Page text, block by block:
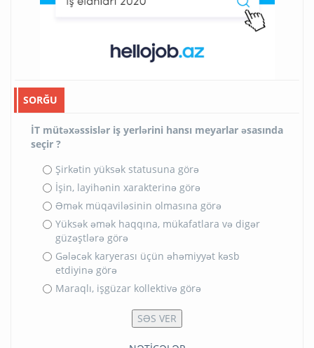
SORĞU
İT mütəxəssislər iş yerlərini hansı meyarlar əsasında
seçir ?
Şirkətin yüksək statusuna görə
İşin, layihənin xarakterinə görə
Əmək müqaviləsinin olmasına görə
Yüksək əmək haqqına, mükafatlara və digər
güzəştlərə görə
Gələcək karyerası üçün əhəmiyyət kəsb
etdiyinə görə
Maraqlı, işgüzar kollektivə görə